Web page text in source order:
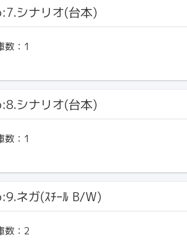
シナリオ(台本)
数： 1
シナリオ(台本)
数： 1
ネガ(ｽﾁｰﾙ B/W)
数： 2